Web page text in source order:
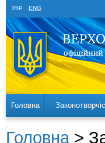
УКР ENG
Головна
Головна >